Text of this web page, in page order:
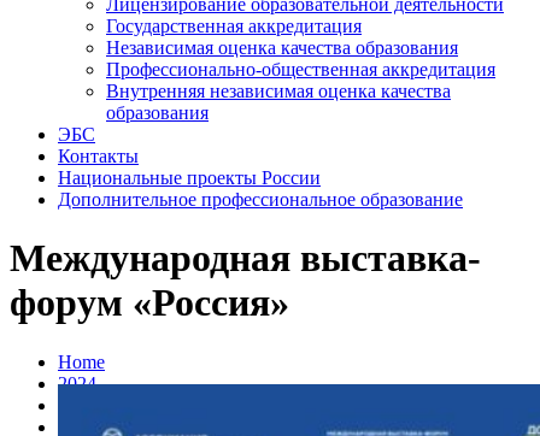
Лицензирование образовательной деятельности
Государственная аккредитация
Независимая оценка качества образования
Профессионально-общественная аккредитация
Внутренняя независимая оценка качества
образования
ЭБС
Контакты
Национальные проекты России
Дополнительное профессиональное образование
Международная выставка-
форум «Россия»
Home
2024